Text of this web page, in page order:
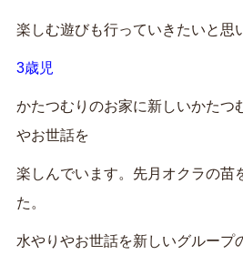
楽しむ遊びも行っていきたいと思
3歳児
かたつむりのお家に新しいかたつ
やお世話を
楽しんでいます。先月オクラの苗
た。
水やりやお世話を新しいグループ